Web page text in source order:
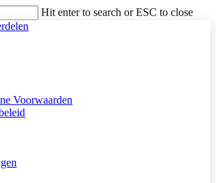
Hit enter to search or ESC to close
Voorwaarden